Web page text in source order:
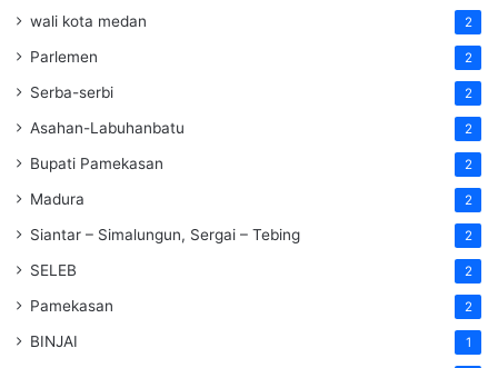
wali kota medan 2
Parlemen 2
Serba-serbi 2
Asahan-Labuhanbatu 2
Bupati Pamekasan 2
Madura 2
Siantar – Simalungun, Sergai – Tebing 2
SELEB 2
Pamekasan 2
BINJAI 1